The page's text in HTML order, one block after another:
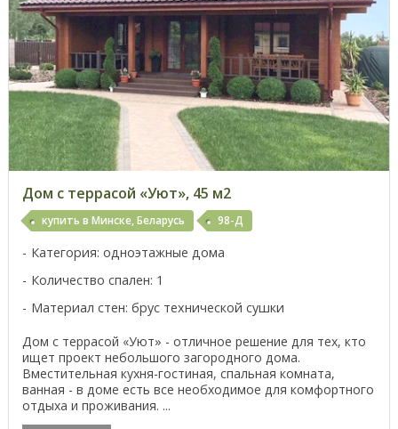
Дом с террасой «Уют», 45 м2
купить в Минске, Беларусь 98-Д
Категория: одноэтажные дома
Количество спален: 1
Материал стен: брус технической сушки
Дом с террасой «Уют» - отличное решение для тех, кто
ищет проект небольшого загородного дома.
Вместительная кухня-гостиная, спальная комната,
ванная - в доме есть все необходимое для комфортного
отдыха и проживания. ...